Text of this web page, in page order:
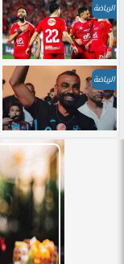
الرياضة
الرياضة